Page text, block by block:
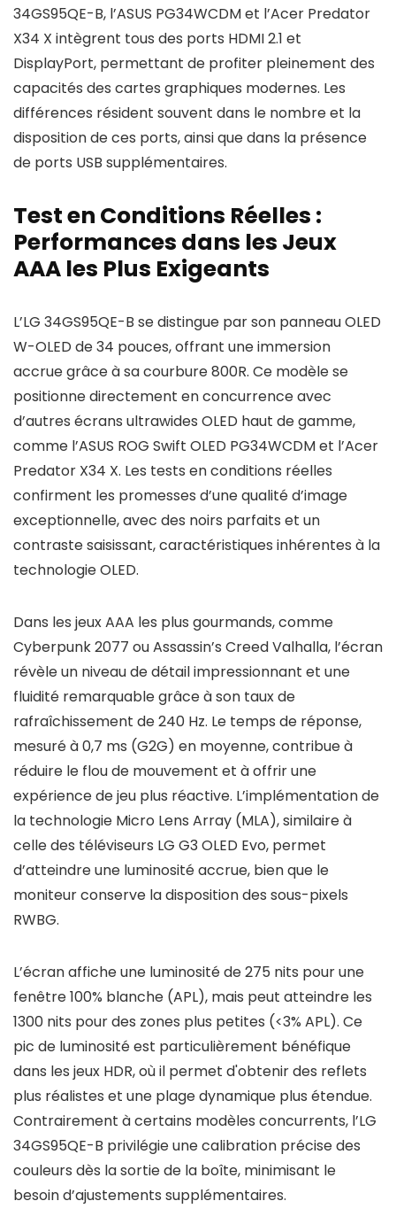
34GS95QE-B, l’ASUS PG34WCDM et l’Acer Predator
X34 X intègrent tous des ports HDMI 2.1 et
DisplayPort, permettant de profiter pleinement des
capacités des cartes graphiques modernes. Les
différences résident souvent dans le nombre et la
disposition de ces ports, ainsi que dans la présence
de ports USB supplémentaires.
Test en Conditions Réelles :
Performances dans les Jeux
AAA les Plus Exigeants
L’LG 34GS95QE-B se distingue par son panneau OLED
W-OLED de 34 pouces, offrant une immersion
accrue grâce à sa courbure 800R. Ce modèle se
positionne directement en concurrence avec
d’autres écrans ultrawides OLED haut de gamme,
comme l’ASUS ROG Swift OLED PG34WCDM et l’Acer
Predator X34 X. Les tests en conditions réelles
confirment les promesses d’une qualité d’image
exceptionnelle, avec des noirs parfaits et un
contraste saisissant, caractéristiques inhérentes à la
technologie OLED.
Dans les jeux AAA les plus gourmands, comme
Cyberpunk 2077 ouAssassin’s Creed Valhalla, l’écran
révèle un niveau de détail impressionnant et une
fluidité remarquable grâce à son taux de
rafraîchissement de 240 Hz. Le temps de réponse,
mesuré à 0,7 ms (G2G) en moyenne, contribue à
réduire le flou de mouvement et à offrir une
expérience de jeu plus réactive. L’implémentation de
la technologie Micro Lens Array (MLA), similaire à
celle des téléviseurs LG G3 OLED Evo, permet
d’atteindre une luminosité accrue, bien que le
moniteur conserve la disposition des sous-pixels
RWBG.
L’écran affiche une luminosité de 275 nits pour une
fenêtre 100% blanche (APL), mais peut atteindre les
1300 nits pour des zones plus petites (<3% APL). Ce
pic de luminosité est particulièrement bénéfique
dans les jeux HDR, où il permet d'obtenir des reflets
plus réalistes et une plage dynamique plus étendue.
Contrairement à certains modèles concurrents, l’LG
34GS95QE-B privilégie une calibration précise des
couleurs dès la sortie de la boîte, minimisant le
besoin d’ajustements supplémentaires.